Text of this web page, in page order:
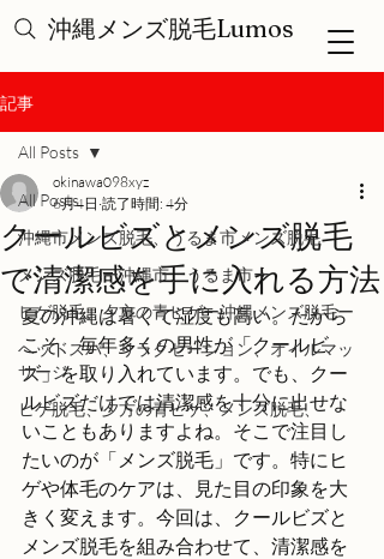
沖縄メンズ脱毛Lumos
記事
All Posts
沖縄市メンズ脱毛、うるま市メンズ脱毛
メンズ脱毛ー沖縄市、うるま市ー
ヒゲ脱毛、夕方の青ヒゲー沖縄メンズ脱毛ー
ヘッドスパ、リラクゼーション、オイルマッ
サージ
ヒゲ脱毛、夕方の青ヒゲ、メンズ脱毛、
All Posts
クールビズとメンズ脱毛
で清潔感を手に入れる方法
okinawa098xyz
6月4日 読了時間: 4分
夏の沖縄は暑くて湿度も高い。だから
こそ、毎年多くの男性が「クールビ
ズ」を取り入れています。でも、クー
ルビズだけでは清潔感を十分に出せな
いこともありますよね。そこで注目し
たいのが「メンズ脱毛」です。特にヒ
ゲや体毛のケアは、見た目の印象を大
きく変えます。今回は、クールビズと
メンズ脱毛を組み合わせて、清潔感を